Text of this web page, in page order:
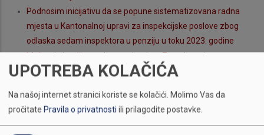
Podnosim inicijativu da se popune sistematizovana radna
mjesta u Kantonalnoj upravi za inspekcijske poslove zbog
odlaska sedam inspektora u penziju u toku 2023. godine
Molim da izvršite nadzor nad radom Zavoda za javno
zdravstvo Federacije BIH. Kao što je poznato na tržištu su se
bakterije. Molim da u nadzoru utvrdite koja je laboratorija
vršila ispitivanja spornih
Poštovani, na osnovu molbe JU Psihijatrijska bolnica Kantona
UPOTREBA KOLAČIĆA
Na našoj internet stranici koriste se kolačići. Molimo Vas da
pročitate Pravila o privatnostiili prilagodite postavke.